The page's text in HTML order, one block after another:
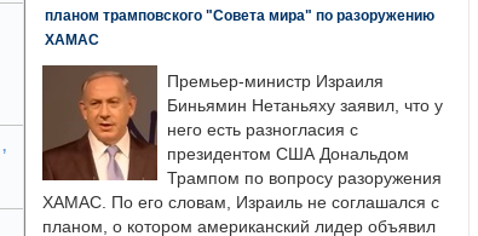
,
планом трамповского "Совета мира" по разоружению
ХАМАС
Премьер-министр Израиля
Биньямин Нетаньяху заявил, что у
него есть разногласия с
президентом США Дональдом
Трампом по вопросу разоружения
ХАМАС. По его словам, Израиль не соглашался с
планом, о котором американский лидер объявил